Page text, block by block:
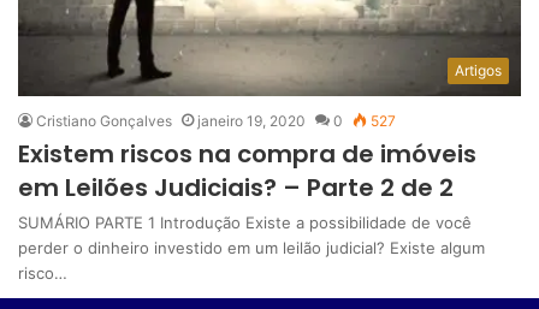
Artigos
Cristiano Gonçalves janeiro 19, 2020 0 527
Existem riscos na compra de imóveis
em Leilões Judiciais? – Parte 2 de 2
SUMÁRIO PARTE 1 Introdução Existe a possibilidade de você
perder o dinheiro investido em um leilão judicial? Existe algum
risco…